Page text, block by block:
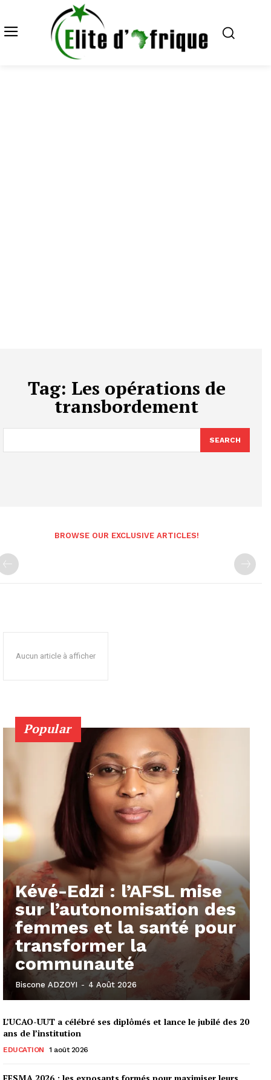
Tag: Les opérations de
transbordement
SEARCH
BROWSE OUR EXCLUSIVE ARTICLES!
Aucun article à afficher
Popular
Kévé-Edzi : l’AFSL mise
sur l’autonomisation des
femmes et la santé pour
transformer la
communauté
Biscone ADZOYI - 4 Août 2026
L’UCAO-UUT a célébré ses diplômés et lance le jubilé des 20
ans de l’institution
EDUCATION 1 août 2026